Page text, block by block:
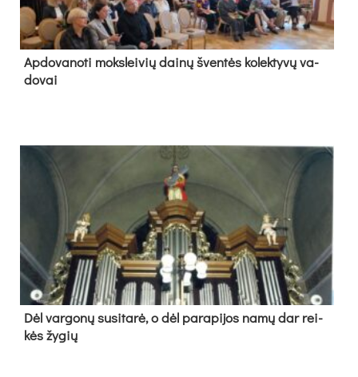
Ap­do­va­no­ti moks­lei­vių dai­nų šven­tės ko­lek­ty­vų va­
do­vai
Dėl var­go­nų su­si­ta­rė, o dėl pa­ra­pi­jos na­mų dar rei­
kės žy­gių